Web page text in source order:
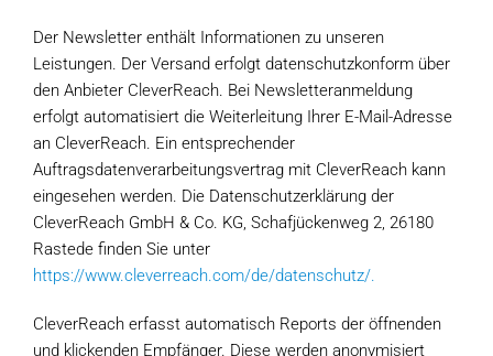
Der Newsletter enthält Informationen zu unseren
Leistungen. Der Versand erfolgt datenschutzkonform über
den Anbieter CleverReach. Bei Newsletteranmeldung
erfolgt automatisiert die Weiterleitung Ihrer E-Mail-Adresse
an CleverReach. Ein entsprechender
Auftragsdatenverarbeitungsvertrag mit CleverReach kann
eingesehen werden. Die Datenschutzerklärung der
CleverReach GmbH & Co. KG, Schafjückenweg 2, 26180
Rastede finden Sie unter
https://www.cleverreach.com/de/datenschutz/.
CleverReach erfasst automatisch Reports der öffnenden
und klickenden Empfänger. Diese werden anonymisiert